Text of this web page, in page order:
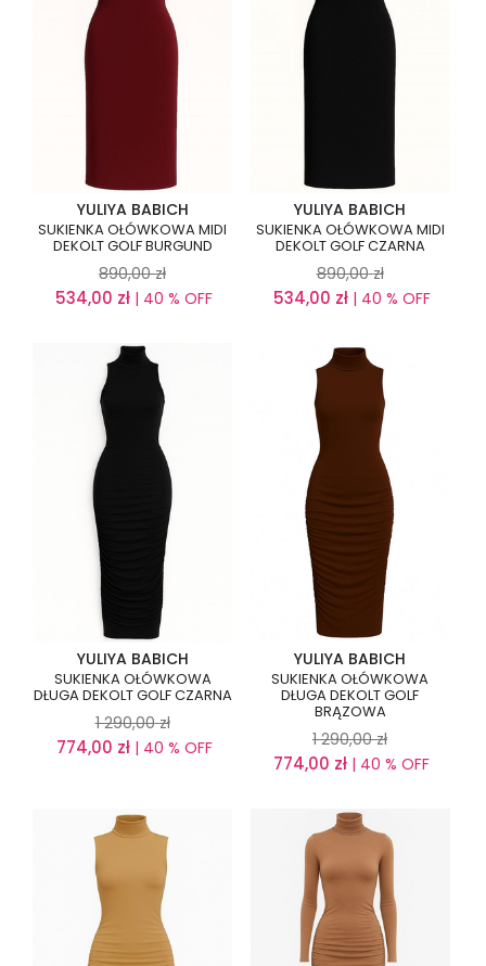
YULIYA BABICH
SUKIENKA OŁÓWKOWA MIDI
DEKOLT GOLF BURGUND
890,00 zł
534,00 zł | 40 % OFF
YULIYA BABICH
SUKIENKA OŁÓWKOWA MIDI
DEKOLT GOLF CZARNA
890,00 zł
534,00 zł| 40 % OFF
YULIYA BABICH
SUKIENKA OŁÓWKOWA
DŁUGA DEKOLT GOLF CZARNA
1 290,00 zł
774,00 zł| 40 % OFF
YULIYA BABICH
SUKIENKA OŁÓWKOWA
DŁUGA DEKOLT GOLF
BRĄZOWA
1 290,00 zł
774,00 zł | 40 % OFF